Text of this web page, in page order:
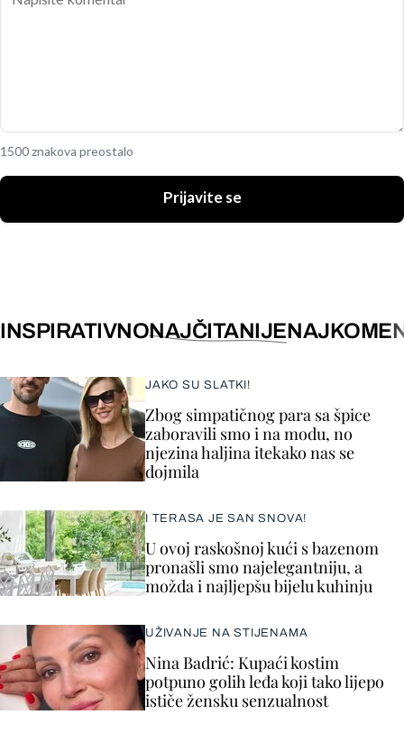
1500 znakova preostalo
Prijavite se
INSPIRATIVNONAJČITANIJE
JAKO SU SLATKI!
Zbog simpatičnog para sa špice
zaboravili smo i na modu, no
njezina haljina itekako nas se
dojmila
I TERASA JE SAN SNOVA!
U ovoj raskošnoj kući s bazenom
pronašli smo najelegantniju, a
možda i najljepšu bijelu kuhinju
UŽIVANJE NA STIJENAMA
Nina Badrić: Kupaći kostim
potpuno golih leđa koji tako lijepo
ističe žensku senzualnost